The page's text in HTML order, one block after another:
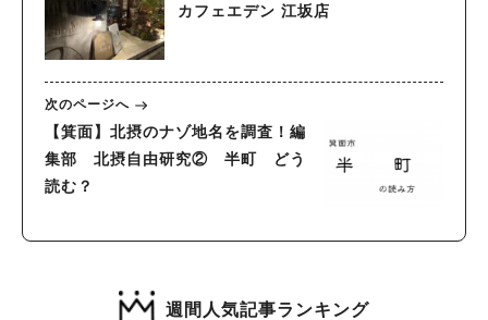
カフェエデン 江坂店
次のページへ
【箕面】北摂のナゾ地名を調査！編
集部 北摂自由研究② 半町 どう
読む？
週間人気記事ランキング